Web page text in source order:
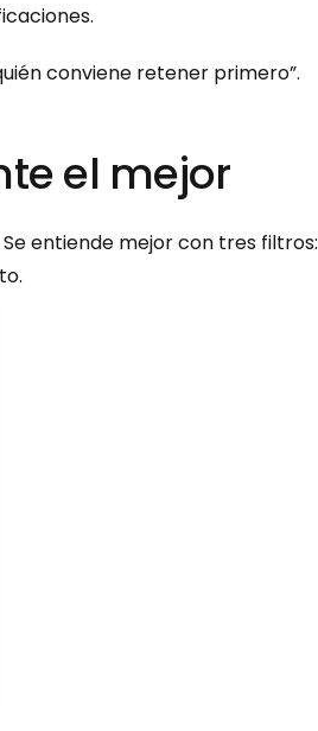
conviene retener primero”.
el mejor
entiende mejor con tres filtros: